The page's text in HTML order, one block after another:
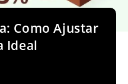
Como Ajustar
Ideal